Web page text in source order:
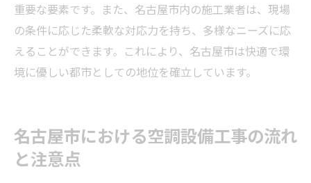
重要な要素です。また、名古屋市内の施工業者は、現場
の条件に応じた柔軟な対応力を持ち、多様なニーズに応
えることができます。これにより、名古屋市は快適で環
境に優しい都市としての地位を確立しています。
名古屋市における空調設備工事の流れ
と注意点